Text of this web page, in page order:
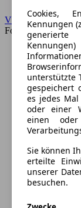
VW
Forum
Cookies,
Kennungen
unterstützte
gespeichert
es jedes
oder einer
einen
Sie können
erteilte
unserer
besuchen.